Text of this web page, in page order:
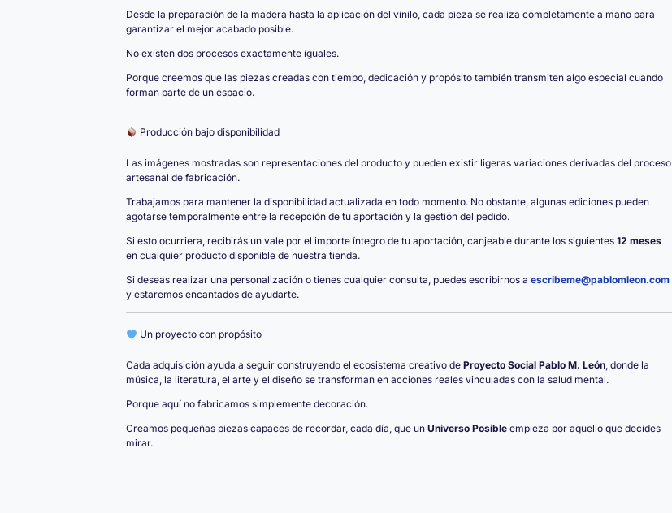
Desde la preparación de la madera hasta la aplicación del vinilo, cada pieza se realiza completamente a mano para
garantizar el mejor acabado posible.
No existen dos procesos exactamente iguales.
Porque creemos que las piezas creadas con tiempo, dedicación y propósito también transmiten algo especial cuando
forman parte de un espacio.
Producción bajo disponibilidad
Las imágenes mostradas son representaciones del producto y pueden existir ligeras variaciones derivadas del proceso
artesanal de fabricación.
Trabajamos para mantener la disponibilidad actualizada en todo momento. No obstante, algunas ediciones pueden
agotarse temporalmente entre la recepción de tu aportación y la gestión del pedido.
Si esto ocurriera, recibirás un vale por el importe íntegro de tu aportación, canjeable durante los siguientes 12 meses
en cualquier producto disponible de nuestra tienda.
Si deseas realizar una personalización o tienes cualquier consulta, puedes escribirnos a escribeme@pablomleon.com
y estaremos encantados de ayudarte.
Un proyecto con propósito
Cada adquisición ayuda a seguir construyendo el ecosistema creativo de Proyecto Social Pablo M. León, donde la
música, la literatura, el arte y el diseño se transforman en acciones reales vinculadas con la salud mental.
Porque aquí no fabricamos simplemente decoración.
Creamos pequeñas piezas capaces de recordar, cada día, que un Universo Posibleempieza por aquello que decides
mirar.